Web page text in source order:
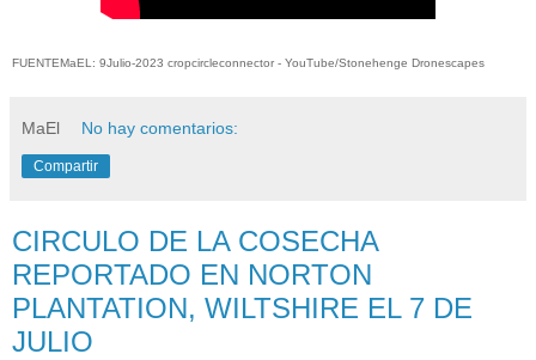
FUENTEMaEL: 9Julio-2023 cropcircleconnector - YouTube/Stonehenge Dronescapes
MaEl No hay comentarios:
Compartir
CIRCULO DE LA COSECHA
REPORTADO EN NORTON
PLANTATION, WILTSHIRE EL 7 DE
JULIO